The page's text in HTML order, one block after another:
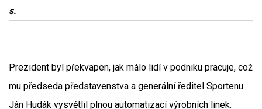
s.
Prezident byl překvapen, jak málo lidí v podniku pracuje, což
mu předseda představenstva a generální ředitel Sportenu
Ján Hudák vysvětlil plnou automatizací výrobních linek.